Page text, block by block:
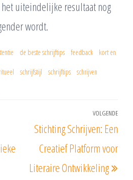
uiteindelijke resultaat nog
wordt.
de beste schrijftips feedback kort en
schrijfstijl schrijftips schrijven
VOLGENDE
Stichting Schrijven: Een
Creatief Platform voor
Literaire Ontwikkeling